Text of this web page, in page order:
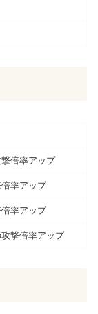
倍率アップ
率アップ
率アップ
撃倍率アップ